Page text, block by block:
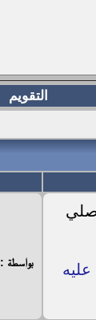
التقويم